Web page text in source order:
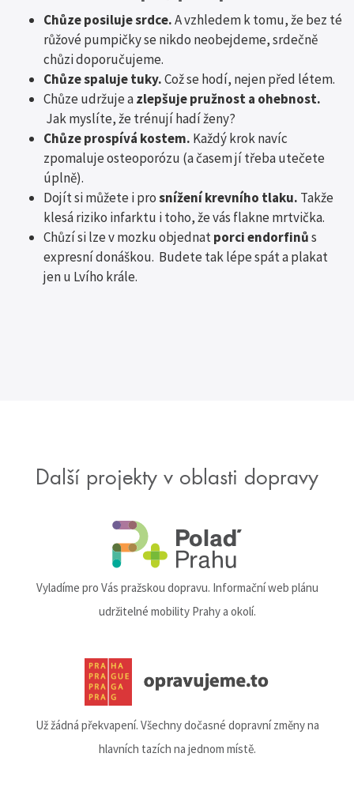
Chůze posiluje srdce.A vzhledem k tomu, že bez té
růžové pumpičky se nikdo neobejdeme, srdečně
chůzi doporučujeme.
Chůze spaluje tuky.Což se hodí, nejen před létem.
Chůze udržuje azlepšuje pružnost a ohebnost.
Jak myslíte, že trénují hadí ženy?
Chůze prospívá kostem. Každý krok navíc
zpomaluje osteoporózu (a časem jí třeba utečete
úplně).
Dojít si můžete i prosnížení krevního tlaku. Takže
klesá riziko infarktu i toho, že vás flakne mrtvička.
Chůzí si lze v mozku objednatporci endorfinůs
expresní donáškou. Budete tak lépe spát a plakat
jen u Lvího krále.
Další projekty v oblasti dopravy
Vyladíme pro Vás pražskou dopravu. Informační web plánu
udržitelné mobility Prahy a okolí.
Už žádná překvapení. Všechny dočasné dopravní změny na
hlavních tazích na jednom místě.